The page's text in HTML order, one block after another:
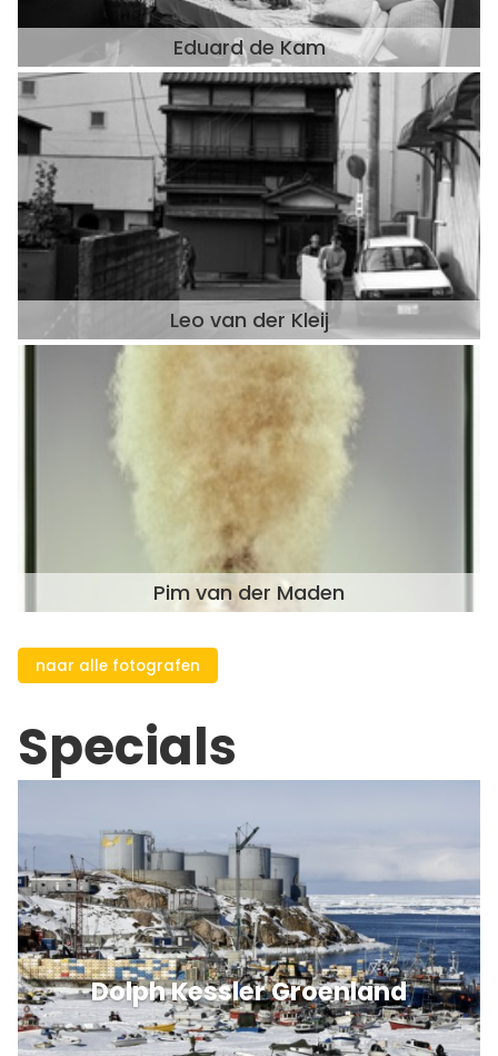
Eduard de Kam
Leo van der Kleij
Pim van der Maden
naar alle fotografen
Specials
Dolph Kessler Groenland